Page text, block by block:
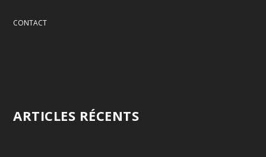
CONTACT
ARTICLES RÉCENTS